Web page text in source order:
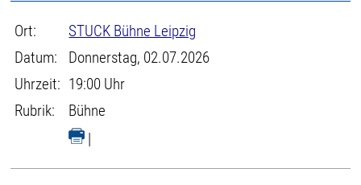
Ort:
STUCK Bühne Leipzig
Datum:
Donnerstag, 02.07.2026
Uhrzeit: 19:00 Uhr
Rubrik:
Bühne
|